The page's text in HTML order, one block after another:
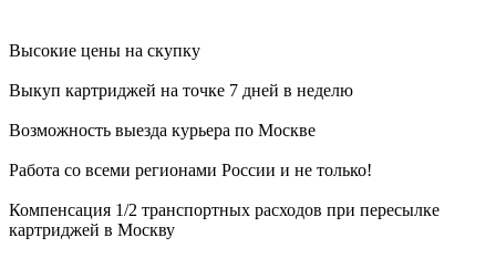
Высокие цены на скупку
Выкуп картриджей на точке 7 дней в неделю
Возможность выезда курьера по Москве
Работа со всеми регионами России и не только!
Компенсация 1/2 транспортных расходов при пересылке
картриджей в Москву